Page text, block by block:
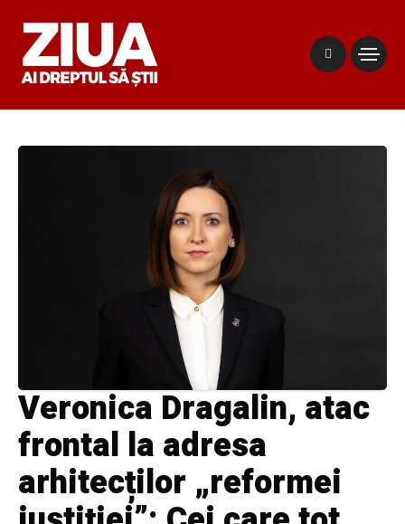
Veronica Dragalin, atac
frontal la adresa
arhitecților „reformei